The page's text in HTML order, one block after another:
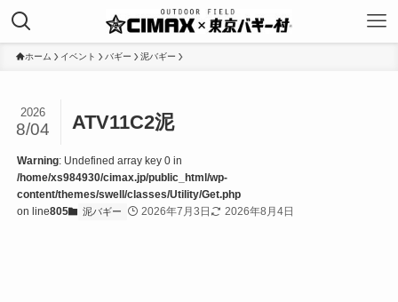
ホーム イベント バギー 泥バギー
ATV11C2泥
2026
8/04
Warning: Undefined array key 0 in
/home/xs984930/cimax.jp/public_html/wp-
content/themes/swell/classes/Utility/Get.php
on line805 泥バギー 2026年7月3日 2026年8月4日